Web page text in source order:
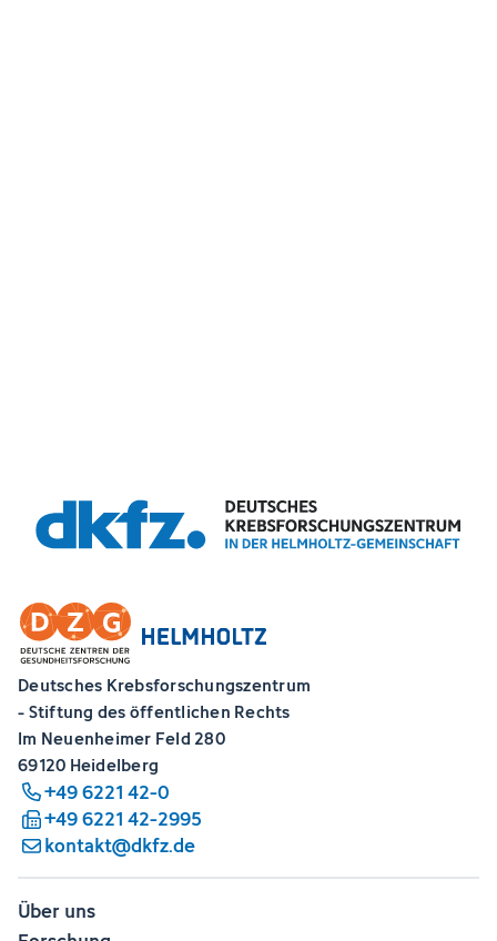
Deutsches Krebsforschungszentrum
- Stiftung des öffentlichen Rechts
Im Neuenheimer Feld 280
69120 Heidelberg
+49 6221 42-0
+49 6221 42-2995
kontakt@dkfz.de
Über uns